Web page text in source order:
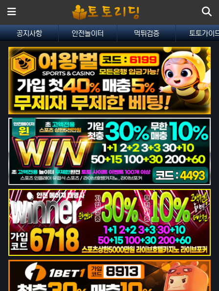
메뉴
공지사항 안전놀이터 먹튀검증 토토가이